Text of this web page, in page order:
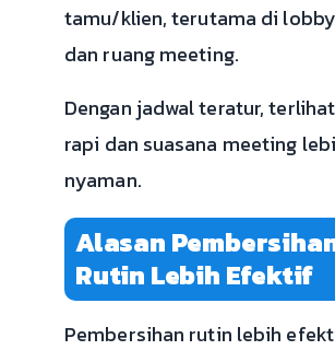
tamu/klien, terutama di lobby
dan ruang meeting.
Dengan jadwal teratur, terlihat
rapi dan suasana meeting
nyaman.
Alasan
Rutin Lebih Efektif
Pembersihan rutin lebih